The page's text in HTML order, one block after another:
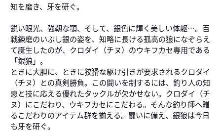
知を磨き、牙を研ぐ。
鋭い眼光、強靭な顎、そして、銀色に輝く美しい体躯…。百
戦錬磨のいぶし銀の姿を、知略に長ける孤高の狼になぞらえ
て誕生したのが、クロダイ（チヌ）のウキフカセ専用である
「銀狼」。
ときに大胆に、ときに狡猾な駆け引きが要求されるクロダイ
（チヌ）との真剣勝負。この闘いを制するには、釣り人の知
恵と技に応える優れたタックルが欠かせない。クロダイ（チ
ヌ）にこだわり、ウキフカセにこだわる。そんな釣り師へ贈
るこだわりのアイテム群を揃える。闘いに備え、銀狼は今日
も牙を研ぐ。